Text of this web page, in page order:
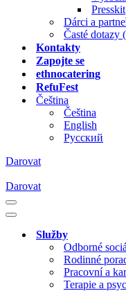
Presskit
Dárci a
Časté dotazy
Kontakty
Zapojte se
ethnocatering
RefuFest
Čeština
Čeština
English
Русский
Darovat
Darovat
Navigační
menu
Navigační
Služby
Odborné
Rodinné
Pracovní a
Terapie a